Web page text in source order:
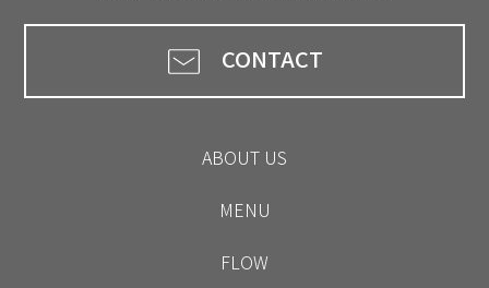
CONTACT
ABOUT US
MENU
FLOW